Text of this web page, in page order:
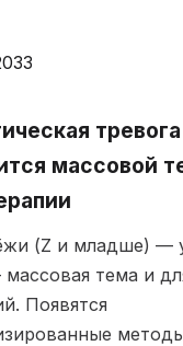
тревога
массовой
(Z и младше) —
тема и
Появятся